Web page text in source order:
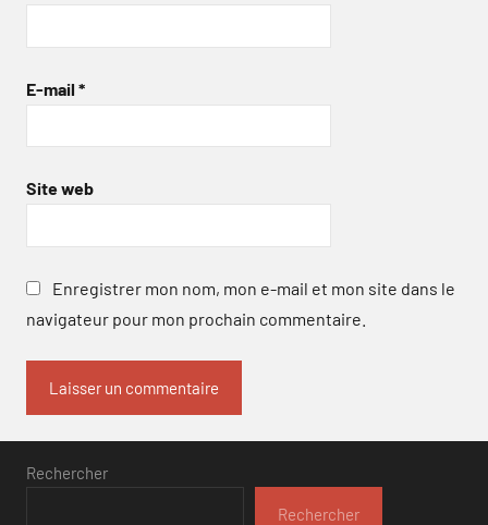
E-mail *
Site web
Enregistrer mon nom, mon e-mail et mon site dans le
navigateur pour mon prochain commentaire.
Rechercher
Rechercher